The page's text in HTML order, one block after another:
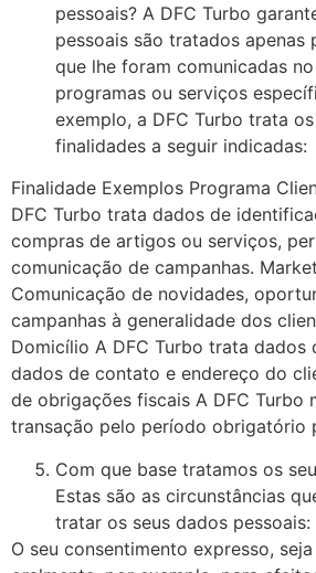
pessoais? A DFC Turbo
pessoais são tratados apenas
que lhe foram comunicadas
programas ou serviços
exemplo, a DFC Turbo trata
finalidades a seguir indicadas:
Finalidade Exemplos Programa
DFC Turbo trata dados de
compras de artigos ou serviços,
comunicação de campanhas.
Comunicação de novidades,
campanhas à generalidade dos
Domicílio A DFC Turbo trata dados
dados de contato e endereço do
de obrigações fiscais A DFC Turbo
transação pelo período obrigatório
Com que base tratamos os
Estas são as circunstâncias
tratar os seus dados pessoais:
O seu consentimento expresso,